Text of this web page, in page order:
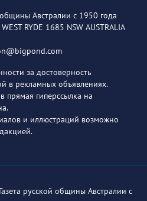
Австралии с 1950 года
RYDE 1685 NSW AUSTRALIA
за достоверность
в рекламных объявлениях.
прямая гиперссылка на
и иллюстраций возможно
русской общины Австралии с